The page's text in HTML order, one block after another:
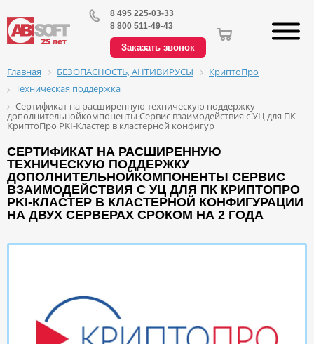
8 495 225-03-33
8 800 511-49-43
Заказать звонок
Главная БЕЗОПАСНОСТЬ, АНТИВИРУСЫ
КриптоПро
Техническая поддержка
Сертификат на расширенную техническую поддержку
дополнительнойкомпоненты Сервис взаимодействия с УЦ для ПК
КриптоПро PKI-Кластер в кластерной конфигур
СЕРТИФИКАТ НА РАСШИРЕННУЮ
ТЕХНИЧЕСКУЮ ПОДДЕРЖКУ
ДОПОЛНИТЕЛЬНОЙКОМПОНЕНТЫ СЕРВИС
ВЗАИМОДЕЙСТВИЯ С УЦ ДЛЯ ПК КРИПТОПРО
PKI-КЛАСТЕР В КЛАСТЕРНОЙ КОНФИГУРАЦИИ
НА ДВУХ СЕРВЕРАХ СРОКОМ НА 2 ГОДА